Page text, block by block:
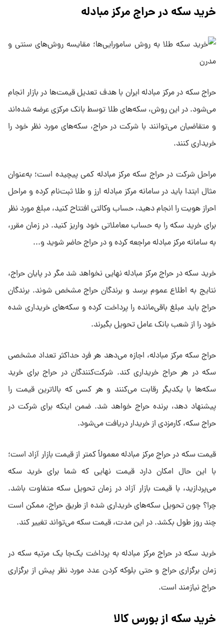
خرید سکه در حراج مرکز مبادله
حراج سکه در مرکز مبادله ایران با هدف تعدیل قیمت‌ها در بازار انجام
می‌شود. در این روش، سکه‌های طلا توسط بانک مرکزی عرضه شده‌اند
و متقاضیان می‌توانند با شرکت در حراج، سکه‌های مورد نظر خود را
خریداری کنند.
مراحل شرکت در حراج سکه مرکز مبادله کمی پیچیده است؛ به‌عنوان
مثال ابتدا باید در سامانه مرکز مبادله ارز و طلا ثبت‌نام کرده و مراحل
احراز هویت را انجام دهید، حساب وکالتی افتتاح کنید، مبلغ مورد نظر
برای خرید سکه را به حساب معاملاتی خود واریز کنید. در زمان مقرر،
به سامانه مرکز مبادله مراجعه کرده و در حراج حاضر شوید و...
خرید سکه در حراج مرکز مبادله نهایی نخواهد شد مگر در پایان حراج،
نتایج به اطلاع عموم برسد و برندگان حراج مشخص شوند. برندگان
حراج باید مبلغ باقی‌مانده را پرداخت کرده و سکه‌های خریداری شده
خود را از شعب بانک عامل تحویل بگیرند.
حراج سکه مرکز مبادله، اجازه می‌دهد هر فرد حداکثر تعداد مشخصی
سکه در هر حراج خریداری کند. شرکت‌کنندگان در حراج برای خرید
سکه‌ها با یکدیگر رقابت می‌کنند و هر کسی که بالاترین قیمت را
پیشنهاد دهد، برنده حراج خواهد شد. ضمن اینکه برای شرکت در
حراج سکه، کارمزدی از خریدار دریافت می‌شود.
قیمت سکه در حراج مرکز مبادله معمولاً کمتر از قیمت بازار آزاد است؛
با این حال امکان دارد قیمت نهایی که شما برای خرید سکه
می‌پردازید، با قیمت بازار آزاد در زمان تحویل سکه متفاوت باشد.
چرا؟ چون تحویل سکه‌های خریداری شده از طریق حراج، ممکن است
چند روز طول بکشد. در این مدت، قیمت سکه می‌تواند تغییر کند.
خرید سکه در حراج مرکز مبادله به پرداخت یک‌جا یک مرتبه سکه در
زمان برگزاری حراج و حتی بلوکه کردن عدد مورد نظر پیش از برگزاری
حراج نیازمند است.
خرید سکه از بورس کالا